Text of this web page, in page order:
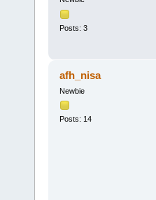
Posts: 3
afh_nisa
Newbie
Posts: 14